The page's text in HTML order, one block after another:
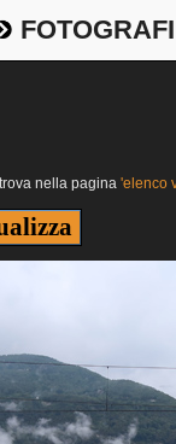
nella pagina 'elenco